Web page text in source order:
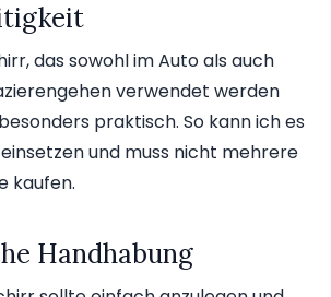
das sowohl im Auto als auch
verwendet werden
praktisch. So kann ich es
und muss nicht mehrere
kaufen.
Handhabung